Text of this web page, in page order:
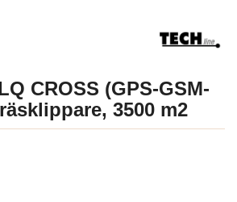
CROSS (GPS-GSM-
3500 m2